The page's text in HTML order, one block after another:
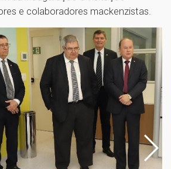
e colaboradores mackenzistas.